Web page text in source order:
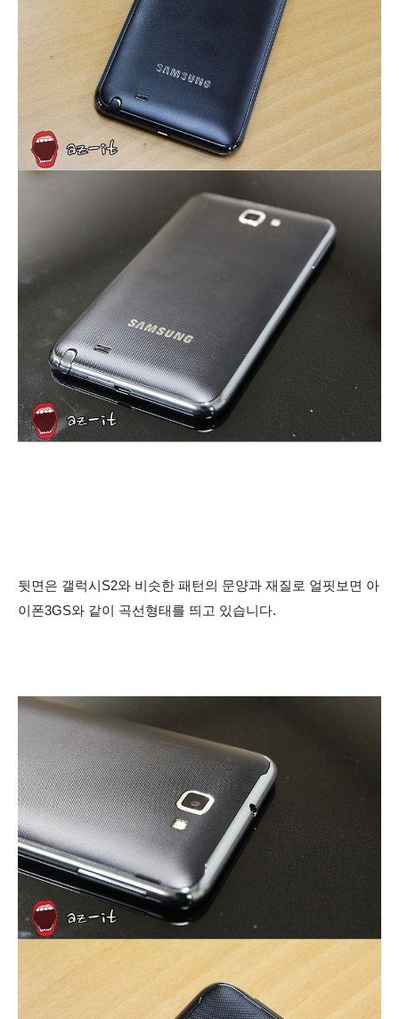
뒷면은 갤럭시S2와 비슷한 패턴의 문양과 재질로 얼핏보면 아
이폰3GS와 같이 곡선형태를 띄고 있습니다.